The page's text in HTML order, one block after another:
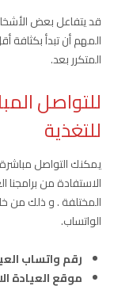
قد يتفاعل بعض
المهم أن تبدأ بكثافة
المتكرر بعد.
للتواصل
للتغذية
يمكنك التواصل
الاستفادة من
المختلفة . و ذلك من
الواتساب.
رقم واتساب
موقع العيادة